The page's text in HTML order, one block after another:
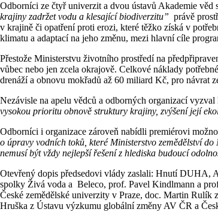
Odborníci ze čtyř univerzit a dvou ústavů Akademie věd
krajiny zadržet vodu a klesající biodiverzitu” právě
v krajině či opatření proti erozi, které těžko získá v
klimatu a adaptací na jeho změnu, mezi hlavní cíle
Přestože Ministerstvu životního prostředí na
vůbec nebo jen zcela okrajově. Celkové náklady
drenáží a obnovu mokřadů až 60 miliard Kč, pro návrat
Nezávisle na apelu vědců a odborných organizací
vysokou prioritu obnově struktury krajiny, zvýšení její
Odborníci i organizace zároveň nabídli premiérovi
o úpravy vodních toků, které Ministerstvo zemědělství
nemusí být vždy nejlepší řešení z hlediska budoucí
Otevřený dopis předsedovi vlády zaslali: Hnutí DUHA,
spolky Živá voda a Beleco, prof. Pavel Kindlmann a
České zemědělské univerzity v Praze, doc. Martin
Hruška z Ústavu výzkumu globální změny AV ČR a